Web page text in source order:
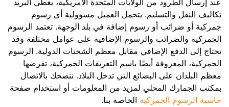
تكاليف النقل والتسليم. يتحمل العميل مسؤولية أي رسوم
جمركية أو ضرائب أو رسوم إضافة في بلد الوجهة. تعتمد الرسوم
الجمركية والضرائب والرسوم الإضافية على عوامل مختلفة وقد
تحتاج إلى الدفع الإضافي مقابل معظم الشحنات الدولية. الرسوم
الجمركية، المعروفة أيضًا باسم التعريفات الجمركية، تفرضها
معظم البلدان على البضائع التي تدخل البلاد. ننصحك بالاتصال
بمكتب الجمارك المحلي لمزيد من المعلومات أو استخدام صفحة
حاسبة الرسوم الجمركية الخاصة بنا.